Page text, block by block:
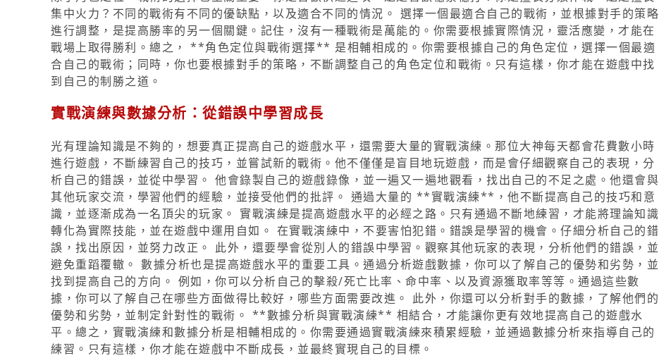
集中火力？不同的戰術有不同的優缺點，以及適合不同的情況。 選擇一個最適合自己的戰術，並根據對手的策略
進行調整，是提高勝率的另一個關鍵。記住，沒有一種戰術是萬能的。你需要根據實際情況，靈活應變，才能在
戰場上取得勝利。總之， **角色定位與戰術選擇** 是相輔相成的。你需要根據自己的角色定位，選擇一個最適
合自己的戰術；同時，你也要根據對手的策略，不斷調整自己的角色定位和戰術。只有這樣，你才能在遊戲中找
到自己的制勝之道。
實戰演練與數據分析：從錯誤中學習成長
光有理論知識是不夠的，想要真正提高自己的遊戲水平，還需要大量的實戰演練。那位大神每天都會花費數小時
進行遊戲，不斷練習自己的技巧，並嘗試新的戰術。他不僅僅是盲目地玩遊戲，而是會仔細觀察自己的表現，分
析自己的錯誤，並從中學習。 他會錄製自己的遊戲錄像，並一遍又一遍地觀看，找出自己的不足之處。他還會與
其他玩家交流，學習他們的經驗，並接受他們的批評。 通過大量的 **實戰演練**，他不斷提高自己的技巧和意
識，並逐漸成為一名頂尖的玩家。 實戰演練是提高遊戲水平的必經之路。只有通過不斷地練習，才能將理論知識
轉化為實際技能，並在遊戲中運用自如。 在實戰演練中，不要害怕犯錯。錯誤是學習的機會。仔細分析自己的錯
誤，找出原因，並努力改正。 此外，還要學會從別人的錯誤中學習。觀察其他玩家的表現，分析他們的錯誤，並
避免重蹈覆轍。 數據分析也是提高遊戲水平的重要工具。通過分析遊戲數據，你可以了解自己的優勢和劣勢，並
找到提高自己的方向。 例如，你可以分析自己的擊殺/死亡比率、命中率、以及資源獲取率等等。通過這些數
據，你可以了解自己在哪些方面做得比較好，哪些方面需要改進。 此外，你還可以分析對手的數據，了解他們的
優勢和劣勢，並制定針對性的戰術。 **數據分析與實戰演練** 相結合，才能讓你更有效地提高自己的遊戲水
平。總之，實戰演練和數據分析是相輔相成的。你需要通過實戰演練來積累經驗，並通過數據分析來指導自己的
練習。只有這樣，你才能在遊戲中不斷成長，並最終實現自己的目標。